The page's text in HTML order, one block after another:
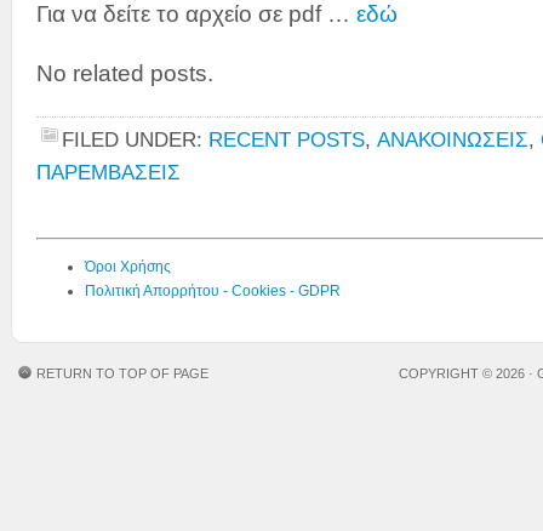
Για να δείτε το αρχείο σε pdf … εδώ
No related posts.
FILED UNDER: RECENT POSTS, ΑΝΑΚΟΙΝΩΣΕΙΣ,
ΠΑΡΕΜΒΑΣΕΙΣ
Όροι Χρήσης
Πολιτική Απορρήτου - Cookies - GDPR
RETURN TO TOP OF PAGE COPYRIGHT © 2026 ·